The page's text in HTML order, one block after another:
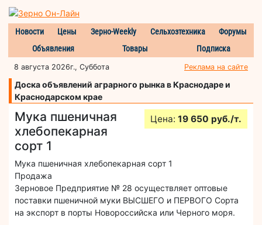
Новости Цены Зерно-Weekly Сельхозтехника
Форумы
Объявления
Товары Подписка
8 августа 2026г., Суббота Реклама на сайте
Доска объявлений аграрного рынка в Краснодаре и
Краснодарском крае
Мука пшеничная
хлебопекарная
сорт 1
Цена: 19 650 руб./т.
Мука пшеничная хлебопекарная сорт 1
Продажа
Зерновое Предприятие № 28 осуществляет оптовые
поставки пшеничной муки ВЫСШЕГО и ПЕРВОГО Сорта
на экспорт в порты Новороссийска или Черного моря.